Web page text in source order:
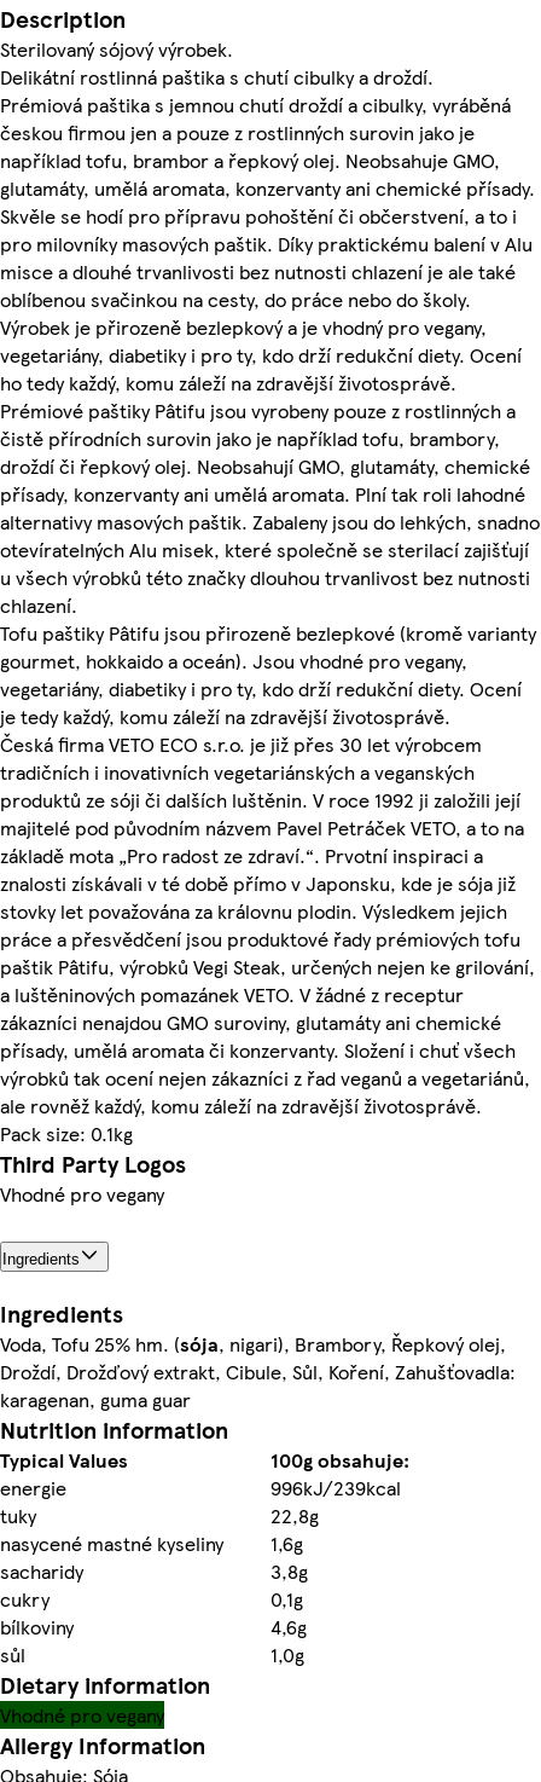
Description
Sterilovaný sójový výrobek.
Delikátní rostlinná paštika s chutí cibulky a droždí.
Prémiová paštika s jemnou chutí droždí a cibulky, vyráběná
českou firmou jen a pouze z rostlinných surovin jako je
například tofu, brambor a řepkový olej. Neobsahuje GMO,
glutamáty, umělá aromata, konzervanty ani chemické přísady.
Skvěle se hodí pro přípravu pohoštění či občerstvení, a to i
pro milovníky masových paštik. Díky praktickému balení v Alu
misce a dlouhé trvanlivosti bez nutnosti chlazení je ale také
oblíbenou svačinkou na cesty, do práce nebo do školy.
Výrobek je přirozeně bezlepkový a je vhodný pro vegany,
vegetariány, diabetiky i pro ty, kdo drží redukční diety. Ocení
ho tedy každý, komu záleží na zdravější životosprávě.
Prémiové paštiky Pâtifu jsou vyrobeny pouze z rostlinných a
čistě přírodních surovin jako je například tofu, brambory,
droždí či řepkový olej. Neobsahují GMO, glutamáty, chemické
přísady, konzervanty ani umělá aromata. Plní tak roli lahodné
alternativy masových paštik. Zabaleny jsou do lehkých, snadno
otevíratelných Alu misek, které společně se sterilací zajišťují
u všech výrobků této značky dlouhou trvanlivost bez nutnosti
chlazení.
Tofu paštiky Pâtifu jsou přirozeně bezlepkové (kromě varianty
gourmet, hokkaido a oceán). Jsou vhodné pro vegany,
vegetariány, diabetiky i pro ty, kdo drží redukční diety. Ocení
je tedy každý, komu záleží na zdravější životosprávě.
Česká firma VETO ECO s.r.o. je již přes 30 let výrobcem
tradičních i inovativních vegetariánských a veganských
produktů ze sóji či dalších luštěnin. V roce 1992 ji založili její
majitelé pod původním názvem Pavel Petráček VETO, a to na
základě mota „Pro radost ze zdraví.“. Prvotní inspiraci a
znalosti získávali v té době přímo v Japonsku, kde je sója již
stovky let považována za královnu plodin. Výsledkem jejich
práce a přesvědčení jsou produktové řady prémiových tofu
paštik Pâtifu, výrobků Vegi Steak, určených nejen ke grilování,
a luštěninových pomazánek VETO. V žádné z receptur
zákazníci nenajdou GMO suroviny, glutamáty ani chemické
přísady, umělá aromata či konzervanty. Složení i chuť všech
výrobků tak ocení nejen zákazníci z řad veganů a vegetariánů,
ale rovněž každý, komu záleží na zdravější životosprávě.
Pack size: 0.1kg
Third Party Logos
Vhodné pro vegany
Ingredients
Ingredients
Voda, Tofu 25% hm. (sója, nigari), Brambory, Řepkový olej,
Droždí, Drožďový extrakt, Cibule, Sůl, Koření, Zahušťovadla:
karagenan, guma guar
Nutrition information
Typical Values
100g obsahuje:
energie
996kJ/239kcal
tuky
22,8g
nasycené mastné kyseliny
1,6g
sacharidy
3,8g
cukry
0,1g
bílkoviny
4,6g
sůl
1,0g
Dietary information
Vhodné pro vegany
Allergy Information
Obsahuje: Sója